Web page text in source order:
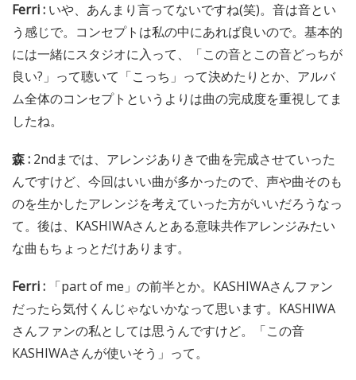
Ferri : いや、あんまり言ってないですね(笑)。音は音とい
う感じで。コンセプトは私の中にあれば良いので。基本的
には一緒にスタジオに入って、「この音とこの音どっちが
良い?」って聴いて「こっち」って決めたりとか、アルバ
ム全体のコンセプトというよりは曲の完成度を重視してま
したね。
森 : 2ndまでは、アレンジありきで曲を完成させていった
んですけど、今回はいい曲が多かったので、声や曲そのも
のを生かしたアレンジを考えていった方がいいだろうなっ
て。後は、KASHIWAさんとある意味共作アレンジみたい
な曲もちょっとだけあります。
Ferri : 「part of me」の前半とか。KASHIWAさんファン
だったら気付くんじゃないかなって思います。KASHIWA
さんファンの私としては思うんですけど。「この音
KASHIWAさんが使いそう」って。